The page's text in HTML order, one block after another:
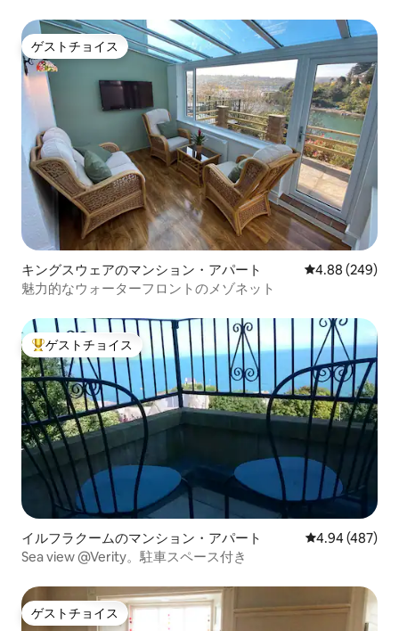
ゲストチョイス
ゲストチョイス
キングスウェアのマンション・アパート レビュー249
4.88 (249)
魅力的なウォーターフロントのメゾネット
大好評のゲストチョイスです。
ゲストチョイス
イルフラクームのマンション・アパート レビュー487
4.94 (487)
Sea view @Verity。駐車スペース付き
ゲストチョイス
ゲストチョイス